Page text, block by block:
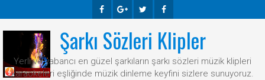
Ook E-
Plus
R Ook
Şarkı Sözleri Klipler
Yerli ve yabancı en güzel şarkıların şarkı sözleri müzik klipleri
karaokeleri eşliğinde müzik dinleme keyfini sizlere sunuyoruz.